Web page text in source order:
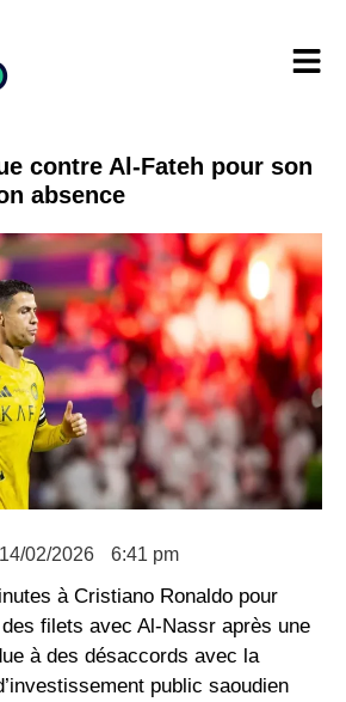
contre Al-Fateh pour son
absence
14/02/2026 6:41 pm
à Cristiano Ronaldo pour
filets avec Al-Nassr après une
à des désaccords avec la
public saoudien